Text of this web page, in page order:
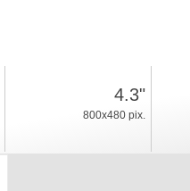
4.3"
800x480 pix.